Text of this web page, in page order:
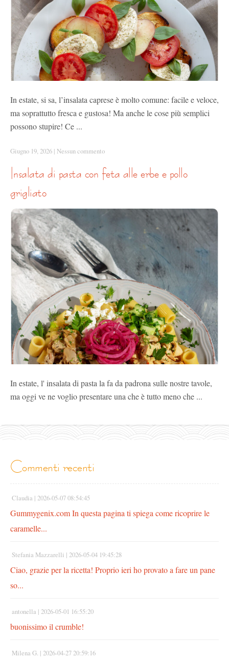
In estate, si sa, l’insalata caprese è molto comune: facile e veloce,
ma soprattutto fresca e gustosa! Ma anche le cose più semplici
possono stupire! Ce ...
Giugno 19, 2026 | Nessun commento
grigliato
In estate, l' insalata di pasta la fa da padrona sulle nostre tavole,
ma oggi ve ne voglio presentare una che è tutto meno che ...
commenti recenti
Claudia | 2026-05-07 08:54:45
Gummygenix.com In questa pagina ti spiega come ricoprire le
caramelle...
Stefania Mazzarelli | 2026-05-04 19:45:28
Ciao, grazie per la ricetta! Proprio ieri ho provato a fare un pane
so...
antonella | 2026-05-01 16:55:20
buonissimo il crumble!
Milena G. | 2026-04-27 20:59:16